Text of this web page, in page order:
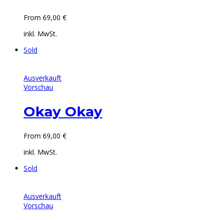
From 69,00 €
inkl. MwSt.
Sold
Ausverkauft
Vorschau
Okay Okay
From 69,00 €
inkl. MwSt.
Sold
Ausverkauft
Vorschau